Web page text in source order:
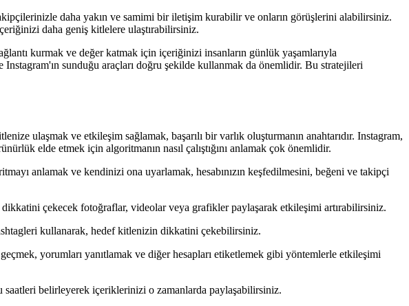
daha yakın ve samimi bir iletişim kurabilir ve onların görüşlerini alabilirsiniz.
daha geniş kitlelere ulaştırabilirsiniz.
kurmak ve değer katmak için içeriğinizi insanların günlük yaşamlarıyla
sunduğu araçları doğru şekilde kullanmak da önemlidir. Bu stratejileri
ulaşmak ve etkileşim sağlamak, başarılı bir varlık oluşturmanın anahtarıdır. Instagram,
elde etmek için algoritmanın nasıl çalıştığını anlamak çok önemlidir.
anlamak ve kendinizi ona uyarlamak, hesabınızın keşfedilmesini, beğeni ve takipçi
çekecek fotoğraflar, videolar veya grafikler paylaşarak etkileşimi artırabilirsiniz.
kullanarak, hedef kitlenizin dikkatini çekebilirsiniz.
yorumları yanıtlamak ve diğer hesapları etiketlemek gibi yöntemlerle etkileşimi
saatleri belirleyerek içeriklerinizi o zamanlarda paylaşabilirsiniz.